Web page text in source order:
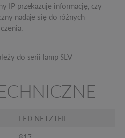
IP przekazuje informację, czy
nadaje się do różnych
do serii lamp SLV
LED NETZTEIL